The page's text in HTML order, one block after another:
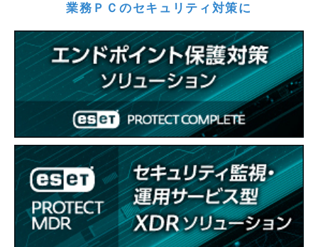
業務ＰＣのセキュリティ対策に